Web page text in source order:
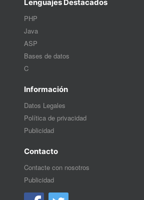
Lenguajes Destacados
PHP
Java
ASP
Bases de datos
C
Información
Datos Legales
Política de privacidad
Publicidad
Contacto
Contacte con nosotros
Publicidad